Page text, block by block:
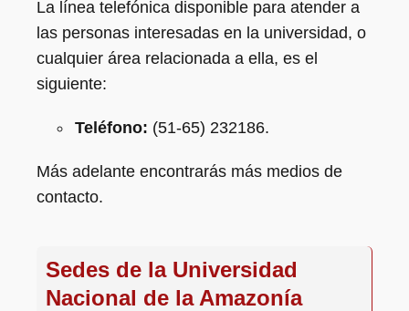
La línea telefónica disponible para atender a
las personas interesadas en la universidad, o
cualquier área relacionada a ella, es el
siguiente:
Teléfono: (51-65) 232186.
Más adelante encontrarás más medios de
contacto.
Sedes de la Universidad
Nacional de la Amazonía